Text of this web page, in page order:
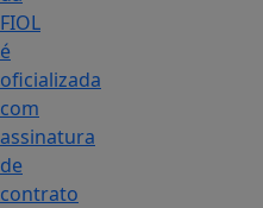
FIOL
é
oficializada
com
assinatura
de
contrato